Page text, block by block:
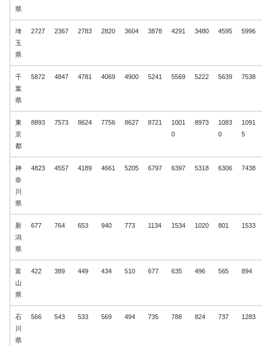
県
埼
玉
県
2727 2367 2783 2820 3604 3878 4291 3480 4595 5996
千
葉
県
5872 4847 4781 4069 4900 5241 5569 5222 5639 7538
東
京
都
8893 7573 8624 7756 8627 8721
1001
0
8973
1083
0
1091
5
神
奈
川
県
4823 4557 4189 4661 5205 6797 6397 5318 6306 7438
新
潟
県
677 764 653 940 773 1134 1534 1020 801 1533
富
山
県
422 389 449 434 510 677 635 496 565 894
石
川
県
566 543 533 569 494 735 788 824 737 1283